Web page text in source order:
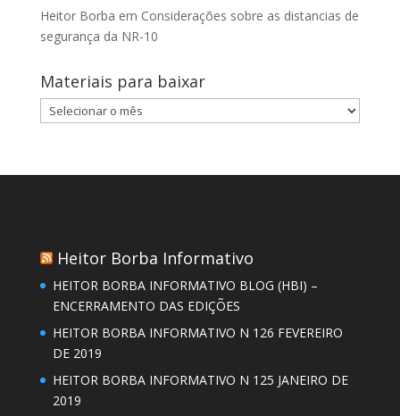
Heitor Borba em Considerações sobre as distancias de
segurança da NR-10
Materiais para baixar
Materiais
para
Heitor Borba Informativo
HEITOR BORBA INFORMATIVO BLOG (HBI) –
ENCERRAMENTO DAS EDIÇÕES
HEITOR BORBA INFORMATIVO N 126 FEVEREIRO
DE 2019
HEITOR BORBA INFORMATIVO N 125 JANEIRO DE
2019